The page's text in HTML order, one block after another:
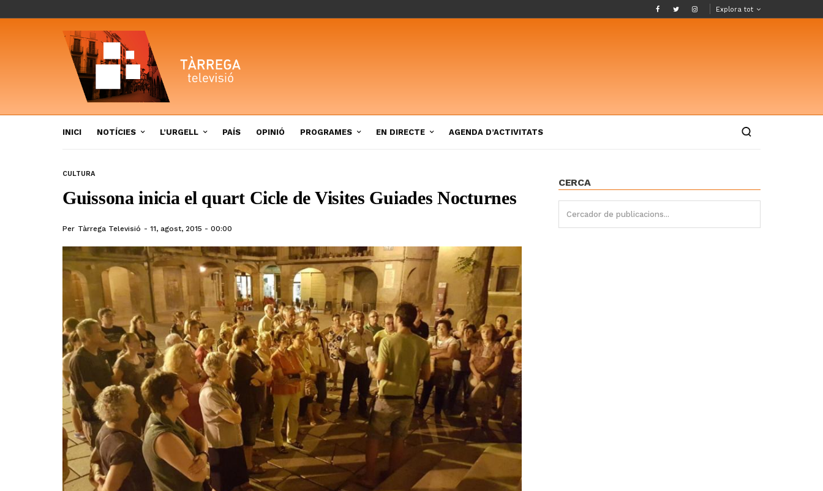
Explora tot
INICI NOTÍCIES L’URGELL PAÍS OPINIÓ PROGRAMES EN DIRECTE AGENDA D’ACTIVITATS
CULTURA
Guissona inicia el quart Cicle de Visites Guiades Nocturnes
Per Tàrrega Televisió 11, agost, 2015 - 00:00
CERCA